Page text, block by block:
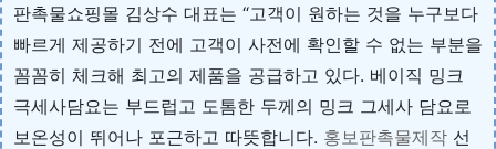
판촉물쇼핑몰 김상수 대표는 “고객이 원하는 것을 누구보다
빠르게 제공하기 전에 고객이 사전에 확인할 수 없는 부분을
꼼꼼히 체크해 최고의 제품을 공급하고 있다. 베이직 밍크
극세사담요는 부드럽고 도톰한 두께의 밍크 그세사 담요로
보온성이 뛰어나 포근하고 따뜻합니다. 홍보판촉물제작 선